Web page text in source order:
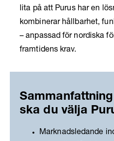
lita på att Purus har en
kombinerar hållbarhet,
– anpassad för nordiska
framtidens krav.
ska du välja
Marknadsledande